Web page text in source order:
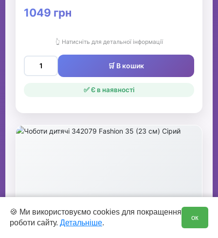
1049 грн
👆 Натисніть для детальної інформації
🛒 В кошик
✅ Є в наявності
Чоботи дитячі 342079 Fashion 35 (23
🍪 Ми використовуємо cookies для покращення
роботи сайту. Детальніше.
ок
0